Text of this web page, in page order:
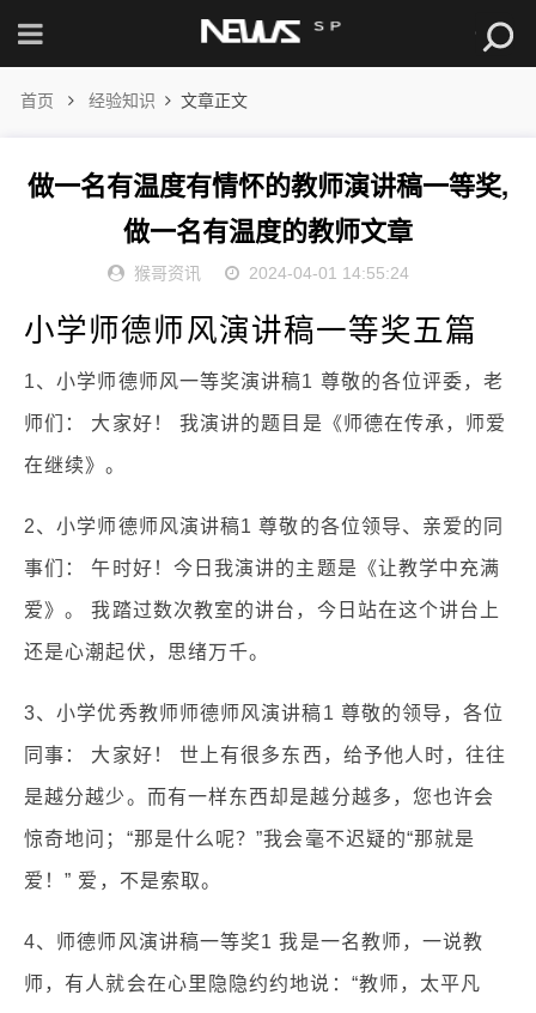
首页 经验知识 文章正文
做一名有温度有情怀的教师演讲稿一等奖,
做一名有温度的教师文章
猴哥资讯 2024-04-01 14:55:24
小学师德师风演讲稿一等奖五篇
1、小学师德师风一等奖演讲稿1 尊敬的各位评委，老
师们： 大家好！ 我演讲的题目是《师德在传承，师爱
在继续》。
2、小学师德师风演讲稿1 尊敬的各位领导、亲爱的同
事们： 午时好！今日我演讲的主题是《让教学中充满
爱》。 我踏过数次教室的讲台，今日站在这个讲台上
还是心潮起伏，思绪万千。
3、小学优秀教师师德师风演讲稿1 尊敬的领导，各位
同事： 大家好！ 世上有很多东西，给予他人时，往往
是越分越少。而有一样东西却是越分越多，您也许会
惊奇地问；“那是什么呢？”我会毫不迟疑的“那就是
爱！” 爱，不是索取。
4、师德师风演讲稿一等奖1 我是一名教师，一说教
师，有人就会在心里隐隐约约地说：“教师，太平凡